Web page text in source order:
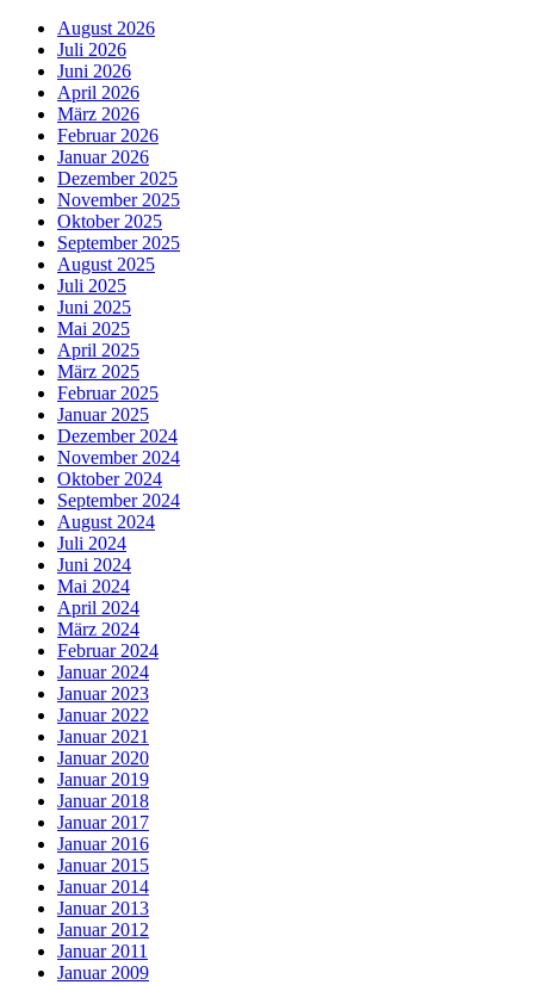
August 2026
Juli 2026
Juni 2026
April 2026
März 2026
Februar 2026
Januar 2026
Dezember 2025
November 2025
Oktober 2025
September 2025
August 2025
Juli 2025
Juni 2025
Mai 2025
April 2025
März 2025
Februar 2025
Januar 2025
Dezember 2024
November 2024
Oktober 2024
September 2024
August 2024
Juli 2024
Juni 2024
Mai 2024
April 2024
März 2024
Februar 2024
Januar 2024
Januar 2023
Januar 2022
Januar 2021
Januar 2020
Januar 2019
Januar 2018
Januar 2017
Januar 2016
Januar 2015
Januar 2014
Januar 2013
Januar 2012
Januar 2011
Januar 2009